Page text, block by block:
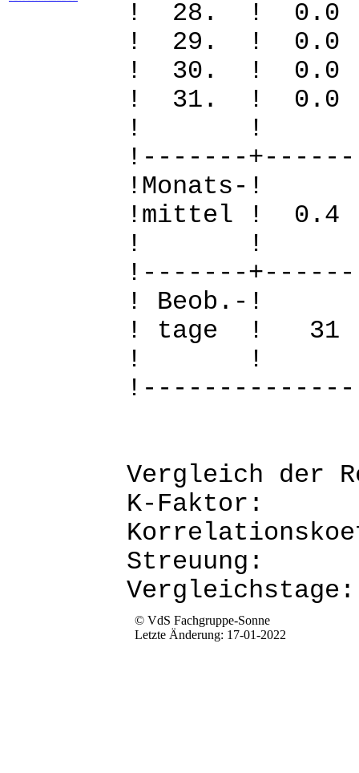
! 28. !
! 29. !
! 30. !
! 31. !
!
!-------
!mittel !
!
!-------
!
! tage !
!
Vergleich der
K-
© VdS Fachgruppe-Sonne
Letzte Änderung: 17-01-2022